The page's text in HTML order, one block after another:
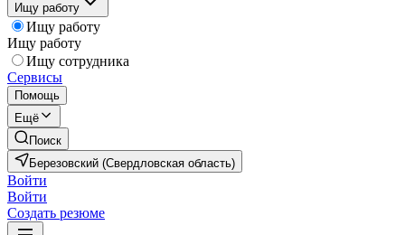
Ищу работу
Ищу работу
Ищу работу
Ищу сотрудника
Сервисы
Помощь
Ещё
Поиск
Березовский (Свердловская область)
Войти
Войти
Создать резюме